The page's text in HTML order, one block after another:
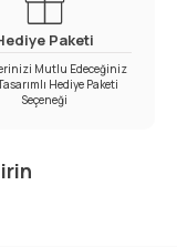
Paketi
Mutlu Edeceğiniz
Hediye Paketi
Seçeneği